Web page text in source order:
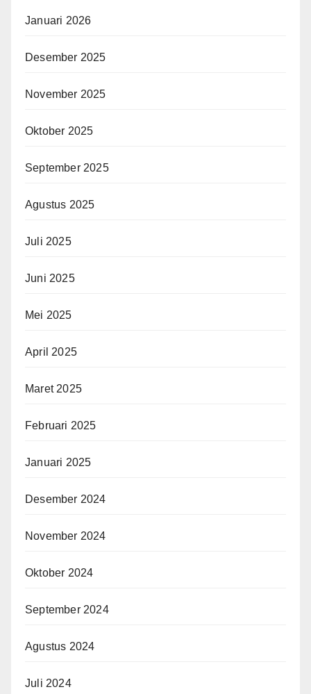
Januari 2026
Desember 2025
November 2025
Oktober 2025
September 2025
Agustus 2025
Juli 2025
Juni 2025
Mei 2025
April 2025
Maret 2025
Februari 2025
Januari 2025
Desember 2024
November 2024
Oktober 2024
September 2024
Agustus 2024
Juli 2024